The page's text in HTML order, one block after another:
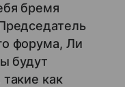
бремя
форума, Ли
будут
как